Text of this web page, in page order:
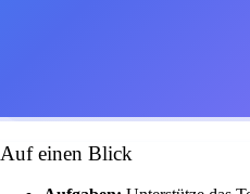
Auf einen Blick